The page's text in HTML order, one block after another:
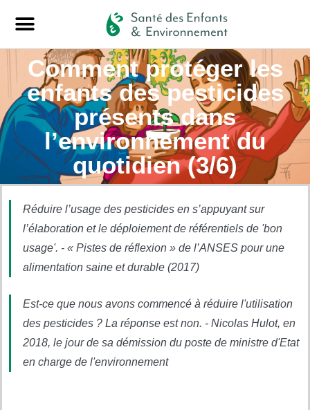
Comment protéger les
enfants des pesticides
présents dans
l’environnement du
quotidien (3/6)
Réduire l’usage des pesticides en s’appuyant sur
l’élaboration et le déploiement de référentiels de 'bon
usage'. - « Pistes de réflexion » de l’ANSES pour une
alimentation saine et durable (2017)
Est-ce que nous avons commencé à réduire l'utilisation
des pesticides ? La réponse est non. - Nicolas Hulot, en
2018, le jour de sa démission du poste de ministre d'Etat
en charge de l'environnement